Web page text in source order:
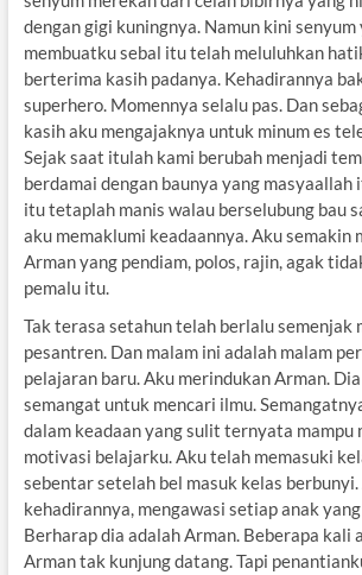
dengan gigi kuningnya. Namun kini senyum
membuatku sebal itu telah meluluhkan
berterima kasih padanya. Kehadirannya
superhero. Momennya selalu pas. Dan
kasih aku mengajaknya untuk minum es
Sejak saat itulah kami berubah menjadi
berdamai dengan baunya yang masyaallah
itu tetaplah manis walau berselubung bau
aku memaklumi keadaannya. Aku semakin
Arman yang pendiam, polos, rajin, agak
pemalu itu.
Tak terasa setahun telah berlalu semenjak
pesantren. Dan malam ini adalah malam
pelajaran baru. Aku merindukan Arman.
semangat untuk mencari ilmu.
dalam keadaan yang sulit ternyata mampu
motivasi belajarku. Aku telah memasuki
sebentar setelah bel masuk kelas
kehadirannya, mengawasi setiap anak
Berharap dia adalah Arman. Beberapa kali
Arman tak kunjung datang. Tapi